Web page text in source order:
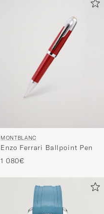
MONTBLANC
Enzo Ferrari Ballpoint Pen
1 080€